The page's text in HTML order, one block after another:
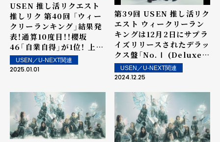
USEN 推し活リクエスト
推しリク 第40回 「ウィー
クリーランキング」結果発
表！通算10度目！！櫻坂
46「自業自得」が1位！ 上位
ランクイン楽曲は街中・店
内で配信！
USEN／U-NEXT関連
2025.01.01
第39回 USEN 推し活リク
エスト ウィークリーラン
キングは12月2日にサプラ
イズリリースされたデラッ
クス盤「No.Ⅰ (Deluxe)」
に収録されたNumber_i
の「HIRAKEGOMA」が1
楽曲は街中・店内で配信！
USEN／U-NEXT関連
2024.12.25